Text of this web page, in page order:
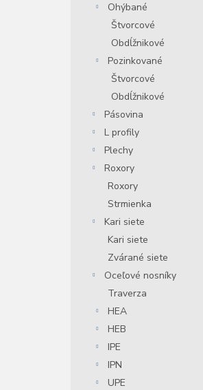
Ohýbané
Štvorcové
Obdĺžnikové
Pozinkované
Štvorcové
Obdĺžnikové
Pásovina
L profily
Plechy
Roxory
Roxory
Strmienka
Kari siete
Kari siete
Zvárané siete
Oceľové nosníky
Traverza
HEA
HEB
IPE
IPN
UPE